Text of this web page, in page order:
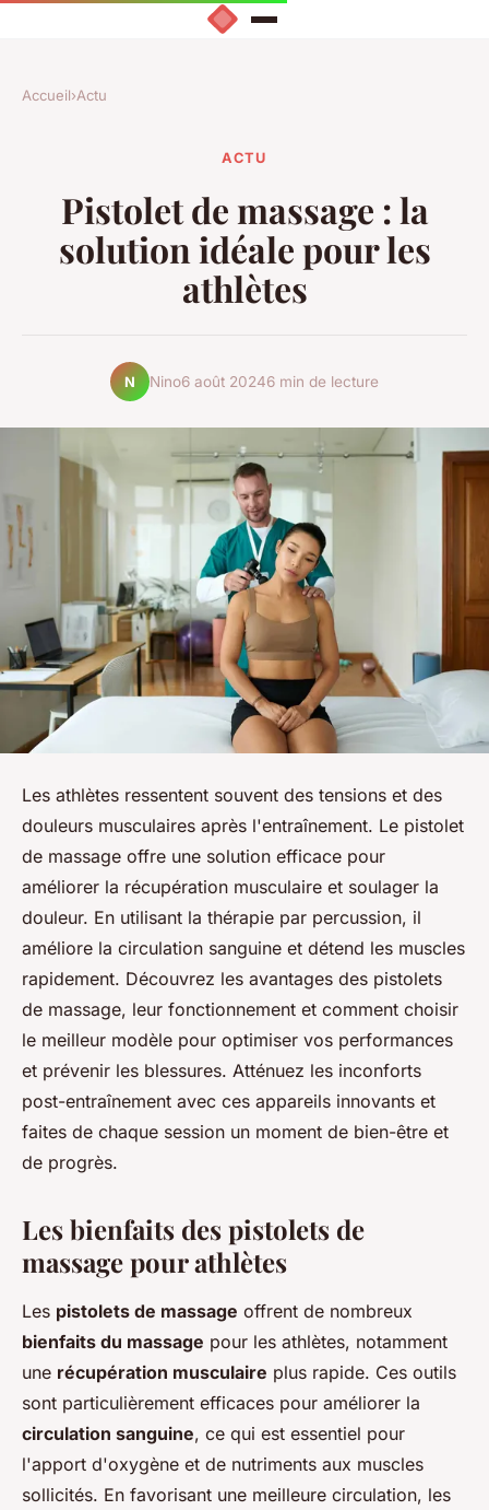
Accueil›Actu
ACTU
Pistolet de massage : la
solution idéale pour les
athlètes
N Nino6 août 20246 min de lecture
Les athlètes ressentent souvent des tensions et des
douleurs musculaires après l'entraînement. Le pistolet
de massage offre une solution efficace pour
améliorer la récupération musculaire et soulager la
douleur. En utilisant la thérapie par percussion, il
améliore la circulation sanguine et détend les muscles
rapidement. Découvrez les avantages des pistolets
de massage, leur fonctionnement et comment choisir
le meilleur modèle pour optimiser vos performances
et prévenir les blessures. Atténuez les inconforts
post-entraînement avec ces appareils innovants et
faites de chaque session un moment de bien-être et
de progrès.
Les bienfaits des pistolets de
massage pour athlètes
Les pistolets de massage offrent de nombreux
bienfaits du massage pour les athlètes, notamment
une récupération musculaire plus rapide. Ces outils
sont particulièrement efficaces pour améliorer la
circulation sanguine, ce qui est essentiel pour
l'apport d'oxygène et de nutriments aux muscles
sollicités. En favorisant une meilleure circulation, les